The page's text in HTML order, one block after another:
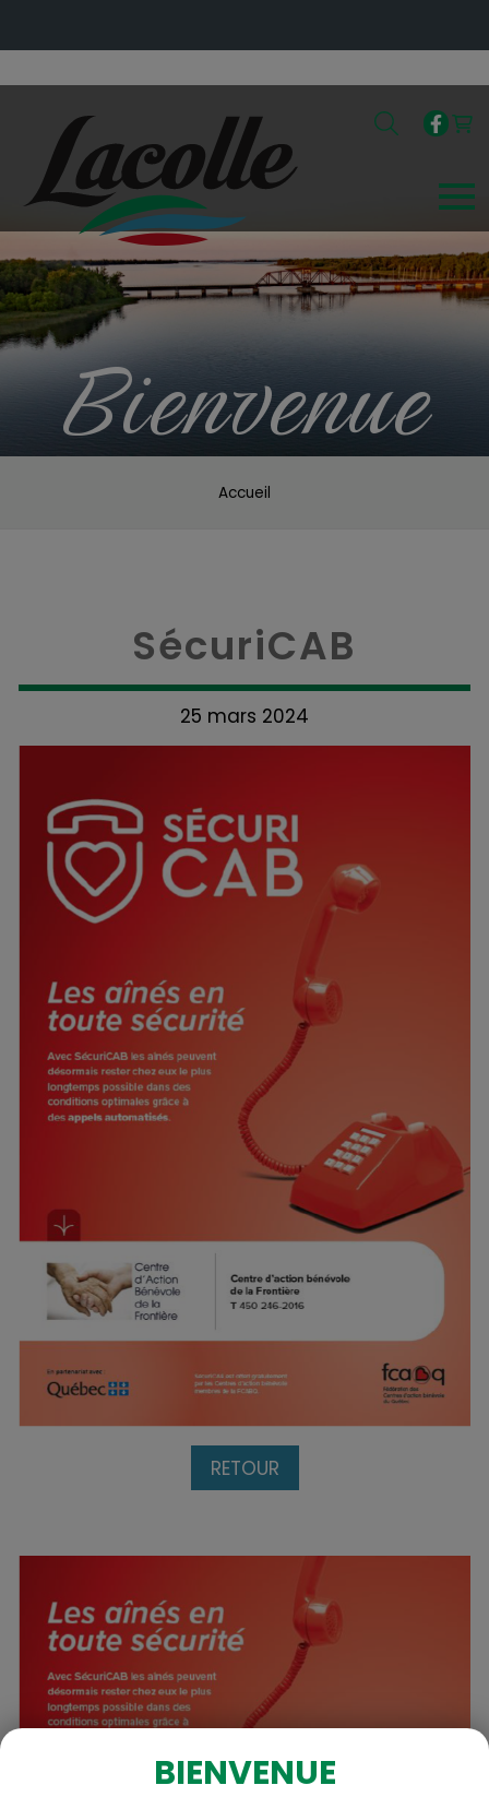
Bienvenue
Accueil
SécuriCAB
25 mars 2024
RETOUR
BIENVENUE